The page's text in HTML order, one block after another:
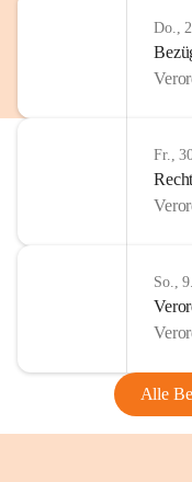
Do.,
Fr.,
So.,
Alle